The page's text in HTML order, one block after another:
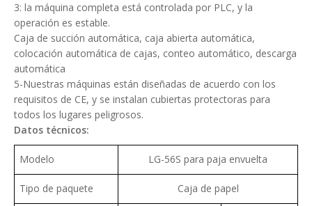
3: la máquina completa está controlada por PLC, y la
operación es estable.
Caja de succión automática, caja abierta automática,
colocación automática de cajas, conteo automático, descarga
automática
5-Nuestras máquinas están diseñadas de acuerdo con los
requisitos de CE, y se instalan cubiertas protectoras para
todos los lugares peligrosos.
Datos técnicos:
Modelo LG-56S para paja envuelta
Tipo de paquete
Caja de papel